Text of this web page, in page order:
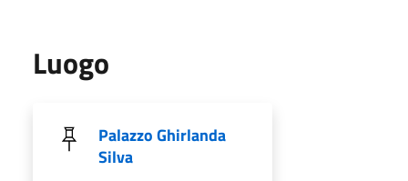
Luogo
Palazzo Ghirlanda
Silva